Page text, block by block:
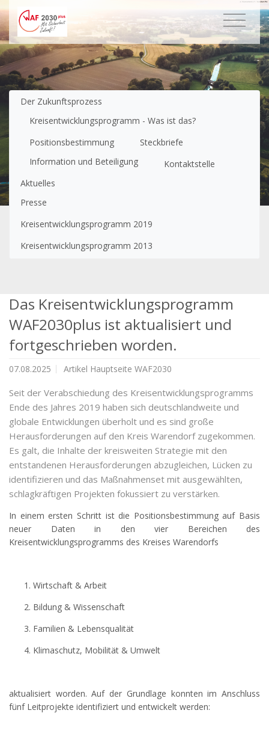
Untermenüpunkte im aktuellen Bereich
Der Zukunftsprozess
Kreisent­wicklungs­programm - Was ist das?
Positionsbestimmung
Steckbriefe
Information und Beteiligung
Kontaktstelle
Aktuelles
Presse
Kreisentwicklungsprogramm 2019
Kreisentwicklungsprogramm 2013
Das Kreisentwicklungsprogramm
WAF2030plus ist aktualisiert und
fortgeschrieben worden.
07.08.2025 Artikel Hauptseite WAF2030
Seit der Verabschiedung des Kreisentwicklungsprogramms
Ende des Jahres 2019 haben sich deutschlandweite und
globale Entwicklungen überholt und es sind große
Herausforderungen auf den Kreis Warendorf zugekommen.
Es galt, die Inhalte der kreisweiten Strategie mit den
entstandenen Herausforderungen abzugleichen, Lücken zu
identifizieren und das Maßnahmenset mit ausgewählten,
schlagkräftigen Projekten fokussiert zu verstärken.
In einem ersten Schritt ist die Positionsbestimmung auf Basis
neuer Daten in den vier Bereichen des
Kreisentwicklungsprogramms des Kreises Warendorfs
Wirtschaft & Arbeit
Bildung & Wissenschaft
Familien & Lebensqualität
Klimaschutz, Mobilität & Umwelt
aktualisiert worden. Auf der Grundlage konnten im Anschluss
fünf Leitprojekte identifiziert und entwickelt werden: